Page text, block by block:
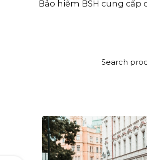
Bảo hiểm BSH cung
Search